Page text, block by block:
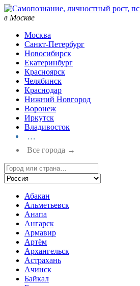
в Москве
Москва
Санкт-Петербург
Новосибирск
Екатеринбург
Красноярск
Челябинск
Краснодар
Нижний Новгород
Воронеж
Иркутск
Владивосток
…
Все города →
Абакан
Альметьевск
Анапа
Ангарск
Армавир
Артём
Архангельск
Астрахань
Ачинск
Байкал